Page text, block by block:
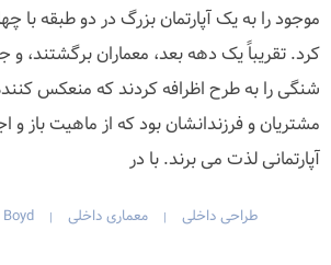
موجود را به یک آپارتمان بزرگ در دو طبقه با
کرد. تقریباً یک دهه بعد، معماران برگشتند،
شنگی را به طرح اظرافه کردند که منعکس
مشتریان و فرزندانشان بود که از ماهیت باز و
آپارتمانی لذت می برند. با در
طراحی داخلی | معماری داخلی |